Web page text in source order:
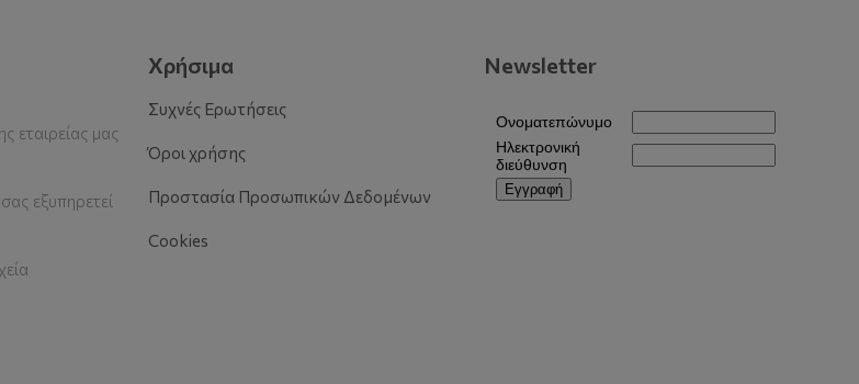
εταιρείας μας
εξυπηρετεί
Χρήσιμα
Συχνές Ερωτήσεις
Όροι χρήσης
Προστασία Προσωπικών Δεδομένων
Cookies
Newsletter